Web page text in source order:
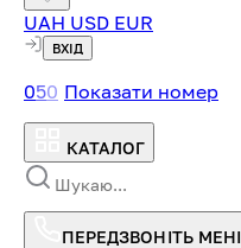
UAH USD EUR
ВХІД
050 Показати номер
КАТАЛОГ
ПЕРЕДЗВОНІТЬ МЕНІ